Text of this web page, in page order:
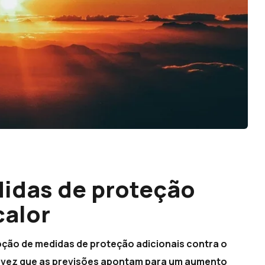
de proteção
de medidas de proteção adicionais contra o
que as previsões apontam para um aumento